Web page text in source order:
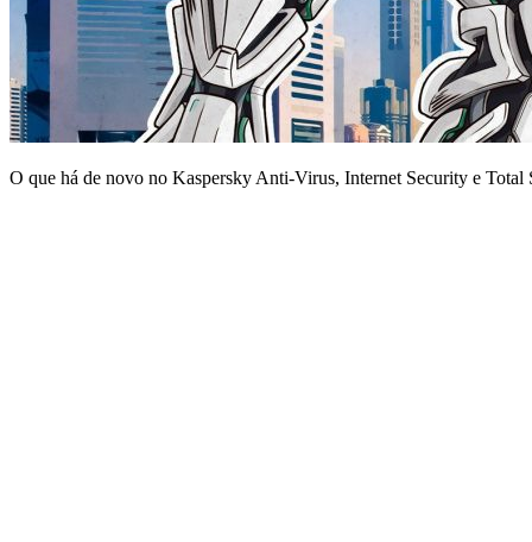
O que há de novo no Kaspersky Anti-Virus, Internet Security e